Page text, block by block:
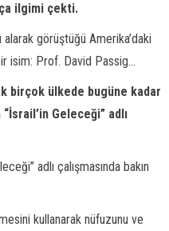
ilgimi çekti.
görüştüğü Amerika’daki
isim: Prof. David Passig...
birçok ülkede bugüne kadar
Geleceği” adlı
adlı çalışmasında bakın
kullanarak nüfuzunu ve